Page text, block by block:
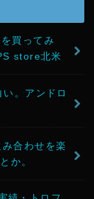
買ってみ
store北米
。アンドロ
合わせを楽
か。